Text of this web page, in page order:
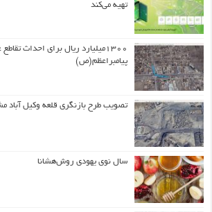
تهیه می‌کند
۱۳۰۰میلیارد ریال برای احداث
پیامبراعظم(ص)
تصویب طرح بازنگری قلعه وکیل آباد
سال نوی یهودی روش‌هشانا